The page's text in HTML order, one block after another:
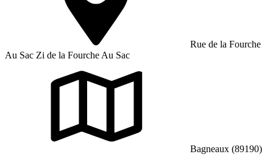
Rue de la Fourche
Au Sac Zi de la Fourche Au Sac
Bagneaux (89190)